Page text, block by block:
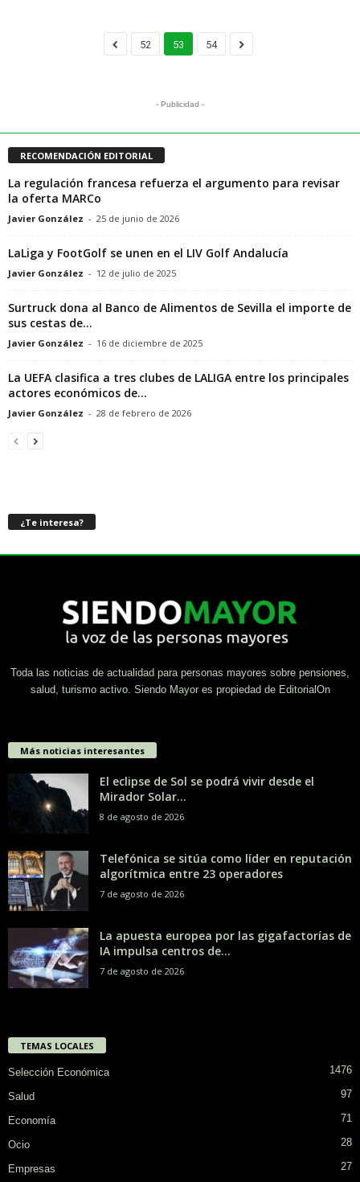
52 53 54
- Publicidad -
RECOMENDACIÓN EDITORIAL
La regulación francesa refuerza el argumento para revisar
la oferta MARCo
Javier González - 25 de junio de 2026
LaLiga y FootGolf se unen en el LIV Golf Andalucía
Javier González - 12 de julio de 2025
Surtruck dona al Banco de Alimentos de Sevilla el importe de
sus cestas de...
Javier González - 16 de diciembre de 2025
La UEFA clasifica a tres clubes de LALIGA entre los principales
actores económicos de...
Javier González - 28 de febrero de 2026
¿Te interesa?
Toda las noticias de actualidad para personas mayores sobre pensiones,
salud, turismo activo. Siendo Mayor es propiedad de EditorialOn
Más noticias interesantes
El eclipse de Sol se podrá vivir desde el
Mirador Solar...
8 de agosto de 2026
Telefónica se sitúa como líder en reputación
algorítmica entre 23 operadores
7 de agosto de 2026
La apuesta europea por las gigafactorías de
IA impulsa centros de...
7 de agosto de 2026
TEMAS LOCALES
Selección Económica 1476
Salud 97
Economía 71
Ocio 28
Empresas 27